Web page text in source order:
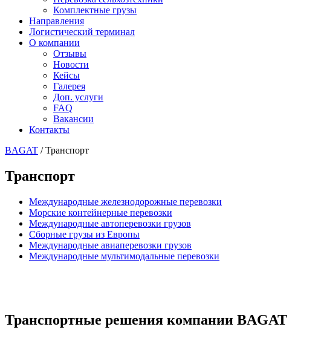
Комплектные грузы
Направления
Логистический терминал
О компании
Отзывы
Новости
Кейсы
Галерея
Доп. услуги
FAQ
Вакансии
Контакты
BAGAT /Транспорт
Транспорт
Международные железнодорожные перевозки
Морские контейнерные перевозки
Международные автоперевозки грузов
Сборные грузы из Европы
Международные авиаперевозки грузов
Международные мультимодальные перевозки
Транспортные решения компании BAGAT